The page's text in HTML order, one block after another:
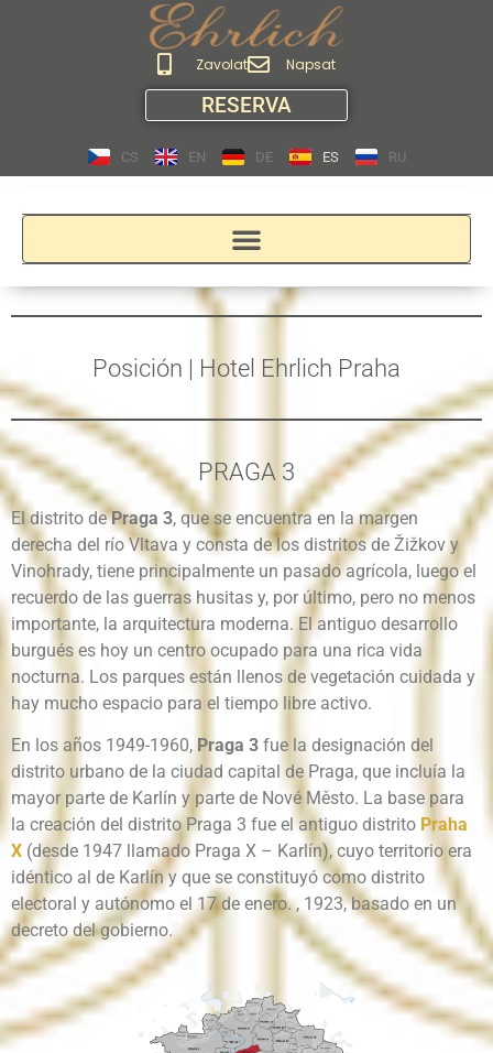
Zavolat Napsat
RESERVA
CS EN DE ES RU
Posición | Hotel Ehrlich Praha
PRAGA 3
El distrito dePraga 3, que se encuentra en la margen
derecha del río Vltava y consta de los distritos de Žižkov y
Vinohrady, tiene principalmente un pasado agrícola, luego el
recuerdo de las guerras husitas y, por último, pero no menos
importante, la arquitectura moderna. El antiguo desarrollo
burgués es hoy un centro ocupado para una rica vida
nocturna. Los parques están llenos de vegetación cuidada y
hay mucho espacio para el tiempo libre activo.
En los años 1949-1960, Praga 3 fue la designación del
distrito urbano de la ciudad capital de Praga, que incluía la
mayor parte de Karlín y parte de Nové Město. La base para
la creación del distrito Praga 3 fue el antiguo distrito Praha
X (desde 1947 llamado Praga X – Karlín), cuyo territorio era
idéntico al de Karlín y que se constituyó como distrito
electoral y autónomo el 17 de enero. , 1923, basado en un
decreto del gobierno.